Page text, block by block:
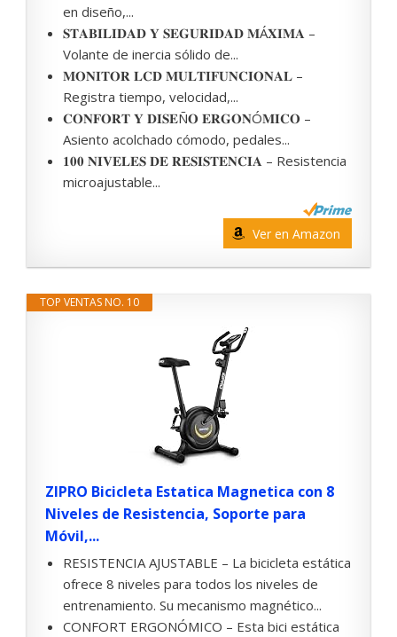
en diseño,...
𝐒𝐓𝐀𝐁𝐈𝐋𝐈𝐃𝐀𝐃 𝐘 𝐒𝐄𝐆𝐔𝐑𝐈𝐃𝐀𝐃 𝐌Á𝐗𝐈𝐌𝐀 –
Volante de inercia sólido de...
𝐌𝐎𝐍𝐈𝐓𝐎𝐑 𝐋𝐂𝐃 𝐌𝐔𝐋𝐓𝐈𝐅𝐔𝐍𝐂𝐈𝐎𝐍𝐀𝐋 –
Registra tiempo, velocidad,...
𝐂𝐎𝐍𝐅𝐎𝐑𝐓 𝐘 𝐃𝐈𝐒𝐄Ñ𝐎 𝐄𝐑𝐆𝐎𝐍Ó𝐌𝐈𝐂𝐎 –
Asiento acolchado cómodo, pedales...
𝟏𝟎𝟎 𝐍𝐈𝐕𝐄𝐋𝐄𝐒 𝐃𝐄 𝐑𝐄𝐒𝐈𝐒𝐓𝐄𝐍𝐂𝐈𝐀 – Resistencia
microajustable...
Ver en Amazon
TOP VENTAS NO. 10
ZIPRO Bicicleta Estatica Magnetica con 8
Niveles de Resistencia, Soporte para
Móvil,...
RESISTENCIA AJUSTABLE – La bicicleta estática
ofrece 8 niveles para todos los niveles de
entrenamiento. Su mecanismo magnético...
CONFORT ERGONÓMICO – Esta bici estática